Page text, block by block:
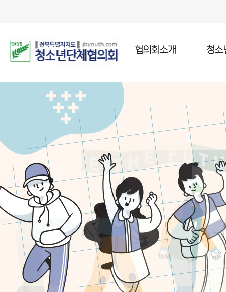
협의회소개
설립목적
주요연혁
조직임원
오시는길
청소
청소